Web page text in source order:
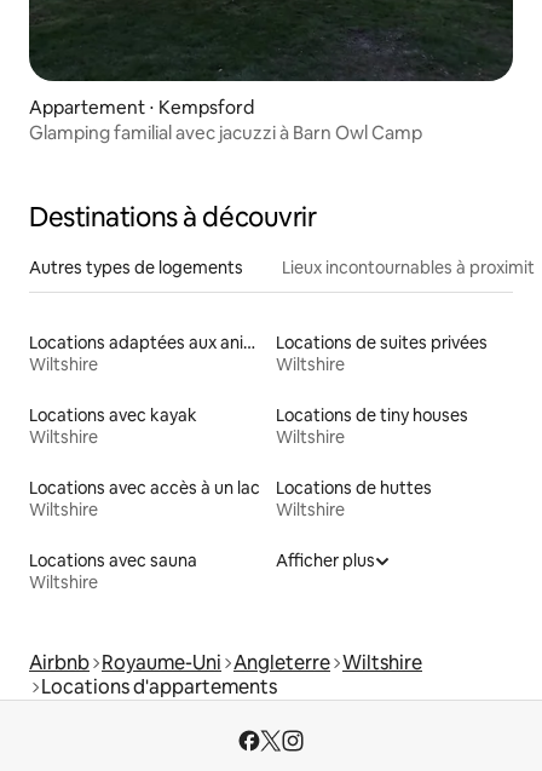
Appartement ⋅ Kempsford
Glamping familial avec jacuzzi à Barn Owl Camp
Destinations à découvrir
Autres types de logements Lieux incontournables à
Locations adaptées aux animaux
Wiltshire
Locations de suites privées
Wiltshire
Locations avec kayak
Wiltshire
Locations de tiny houses
Wiltshire
Locations avec accès à un lac
Wiltshire
Locations de huttes
Wiltshire
Locations avec sauna
Wiltshire
Afficher plus
Airbnb Royaume-Uni Angleterre Wiltshire
Locations d'appartements